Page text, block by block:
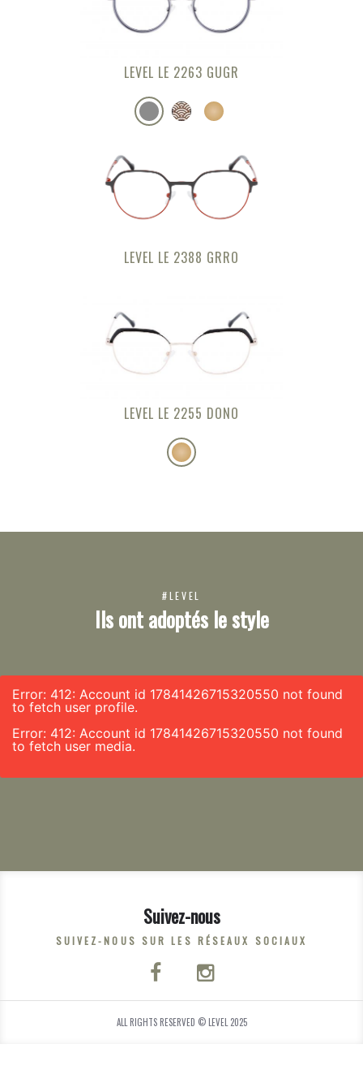
LEVEL LE 2263 GUGR
LEVEL LE 2388 GRRO
LEVEL LE 2255 DONO
#LEVEL
Ils ont adoptés le style
Error: 412: Account id 17841426715320550 not found
to fetch user profile.
Error: 412: Account id 17841426715320550 not found
to fetch user media.
Suivez-nous
SUIVEZ-NOUS SUR LES RÉSEAUX SOCIAUX
ALL RIGHTS RESERVED © LEVEL 2025